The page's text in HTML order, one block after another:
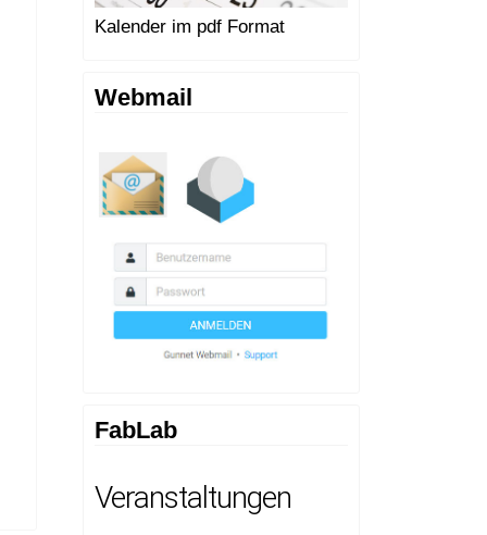
Kalender im pdf Format
Webmail
FabLab